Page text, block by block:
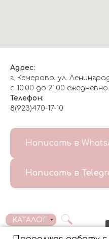
Адрес:
г. Кемерово, ул.
с 10:00 до 21:00 ежедневно.
Телефон:
8(923)470-17-10
Написать в
Написать в
ДОСТАВКА/
КАТАЛОГ